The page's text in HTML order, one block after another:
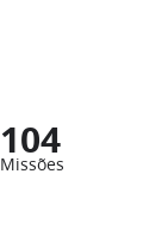
104
Missões